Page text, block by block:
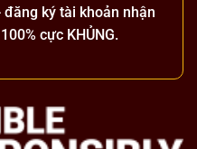
đăng ký tài khoản nhận
cực KHỦNG.